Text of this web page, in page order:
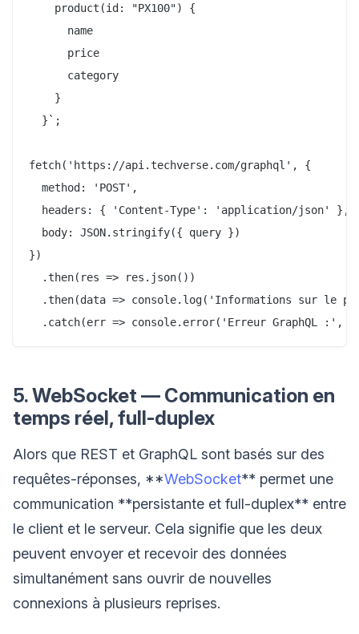
    product(id: "PX100") {
      name
      price
      category
    }
  }`;
fetch('https://api.techverse.com/graphql', {
  method: 'POST',
  headers: { 'Content-Type': 'application/json' },
  body: JSON.stringify({ query })
})
  .then(res => res.json())
.then(data => console.log('Informations sur le
5. WebSocket — Communication en
temps réel, full-duplex
Alors que REST et GraphQL sont basés sur des
requêtes-réponses, **WebSocket** permet une
communication **persistante et full-duplex** entre
le client et le serveur. Cela signifie que les deux
peuvent envoyer et recevoir des données
simultanément sans ouvrir de nouvelles
connexions à plusieurs reprises.